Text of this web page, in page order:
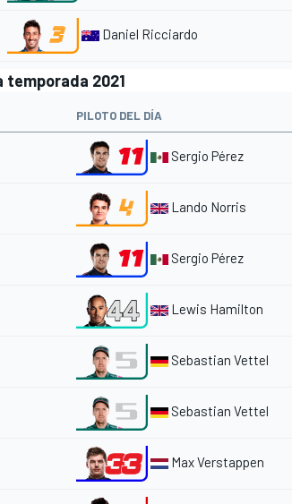
Daniel Ricciardo
temporada 2021
PILOTO DEL DÍA
Sergio Pérez
Lando Norris
Sergio Pérez
Lewis Hamilton
Sebastian Vettel
Sebastian Vettel
Max Verstappen